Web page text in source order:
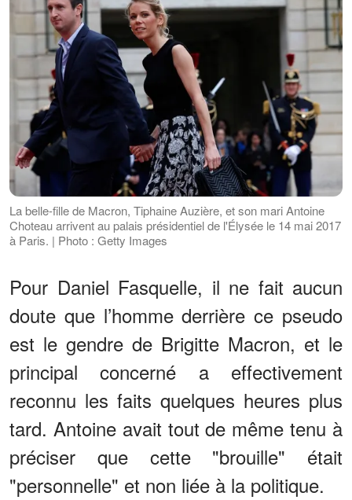
La belle-fille de Macron, Tiphaine Auzière, et son mari Antoine
Choteau arrivent au palais présidentiel de l'Élysée le 14 mai 2017
à Paris. | Photo : Getty Images
Pour Daniel Fasquelle, il ne fait aucun
doute que l’homme derrière ce pseudo
est le gendre de Brigitte Macron, et le
principal concerné a effectivement
reconnu les faits quelques heures plus
tard. Antoine avait tout de même tenu à
préciser que cette "brouille" était
"personnelle" et non liée à la politique.